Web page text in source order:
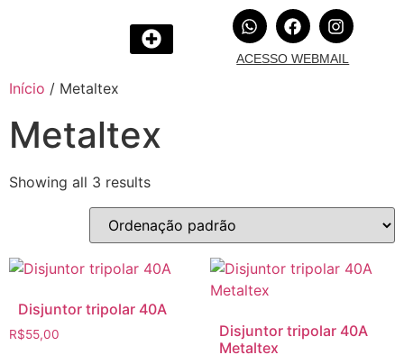
ACESSO WEBMAIL
Início / Metaltex
Metaltex
Showing all 3 results
Disjuntor tripolar 40A
R$55,00
Disjuntor tripolar 40A
Metaltex